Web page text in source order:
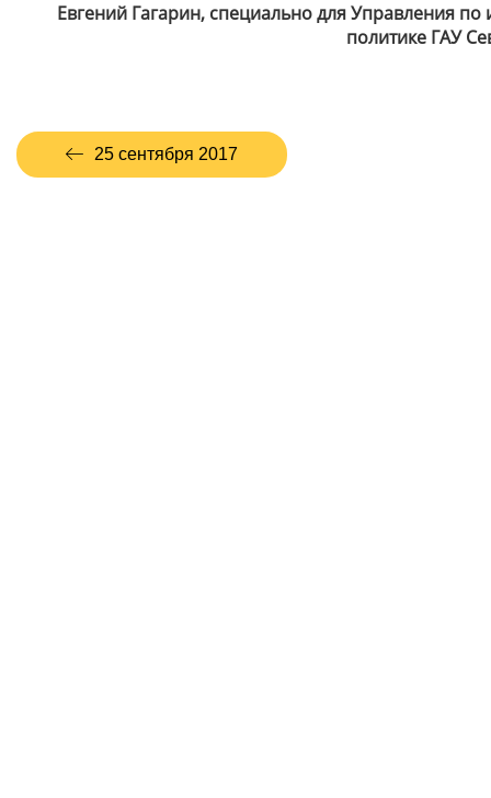
Евгений Гагарин, специально для Управления
политике ГАУ
25 сентября 2017